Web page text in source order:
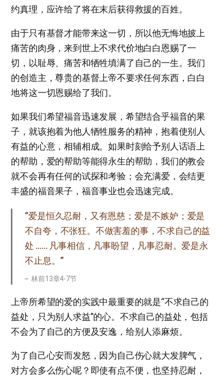
约真理，应许给了将在末后获得救援的百姓。
由于只有基督才能带来这一切，所以他无悔地披上
痛苦的肉身，来到世上不求代价地白白恩赐了一
切，以耻辱、痛苦和牺牲填满了自己的一生。我们
的创造主，尊贵的基督上帝不要求任何东西，白白
地将这一切恩赐给了我们。
如果我们希望福音迅速发展，希望结合乎福音的果
子，就该抱着为他人牺牲服务的精神，抱着使别人
有益的心意，相辅相成。如果时刻给予别人话语上
的帮助，爱的帮助等能得永生的帮助，我们的教会
就不会再有任何的试探和考验；会充满爱，会结更
丰盛的福音果子，福音事业也会迅速完成。
“爱是恒久忍耐，又有恩慈；爱是不嫉妒；爱是
不自夸，不张狂。不做害羞的事，不求自己的益
处 …… 凡事相信，凡事盼望，凡事忍耐。爱是永
不止息。”
林前13章4-7节
上帝所希望的爱的实践中最重要的就是“不求自己的
益处，只为别人求益”的心。不求自己的益处，包括
不会为了自己的方便及安逸，给别人添麻烦。
为了自己心安而发怒，因为自己伤心就大发脾气，
对方会多么伤心呢？即使有点不便，也坚持忍耐，